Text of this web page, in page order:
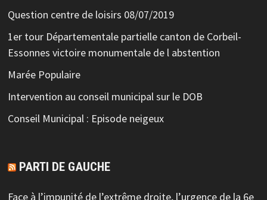
Question centre de loisirs 08/07/2019
1er tour Départementale partielle canton de Corbeil-
Essonnes victoire monumentale de l abstention
Marée Populaire
Intervention au conseil municipal sur le DOB
Conseil Municipal : Episode neigeux
PARTI DE GAUCHE
Face à l’impunité de l’extrême droite, l’urgence de la 6e